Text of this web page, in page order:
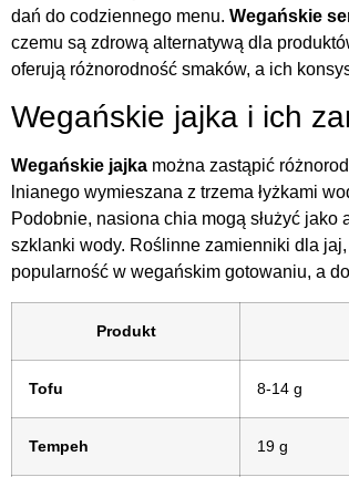
dań do codziennego menu. Wegańskie
czemu są zdrową alternatywą dla
oferują różnorodność smaków, a ich
Wegańskie jajka i ich
Wegańskie jajka można zastąpić
lnianego wymieszana z trzema łyżkami
Podobnie, nasiona chia mogą służyć
szklanki wody. Roślinne zamienniki dla
popularność w wegańskim gotowaniu, a
Produkt
Tofu 8-14 g
Tempeh 19 g